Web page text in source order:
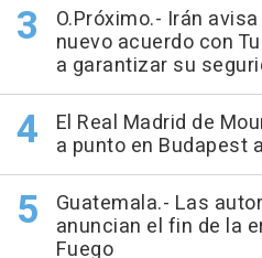
O.Próximo.- Irán
nuevo acuerdo con
a garantizar su
El Real Madrid de
a punto en Budapest
Guatemala.- Las
anuncian el fin de la
Fuego